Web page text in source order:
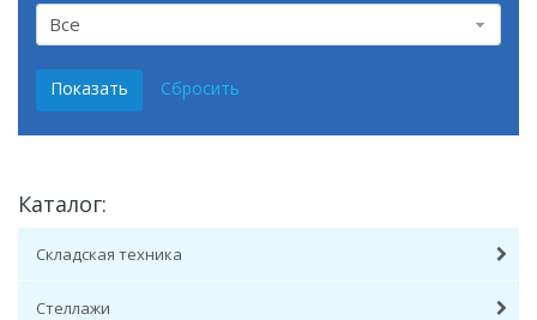
Все
Каталог:
Складская техника
Стеллажи